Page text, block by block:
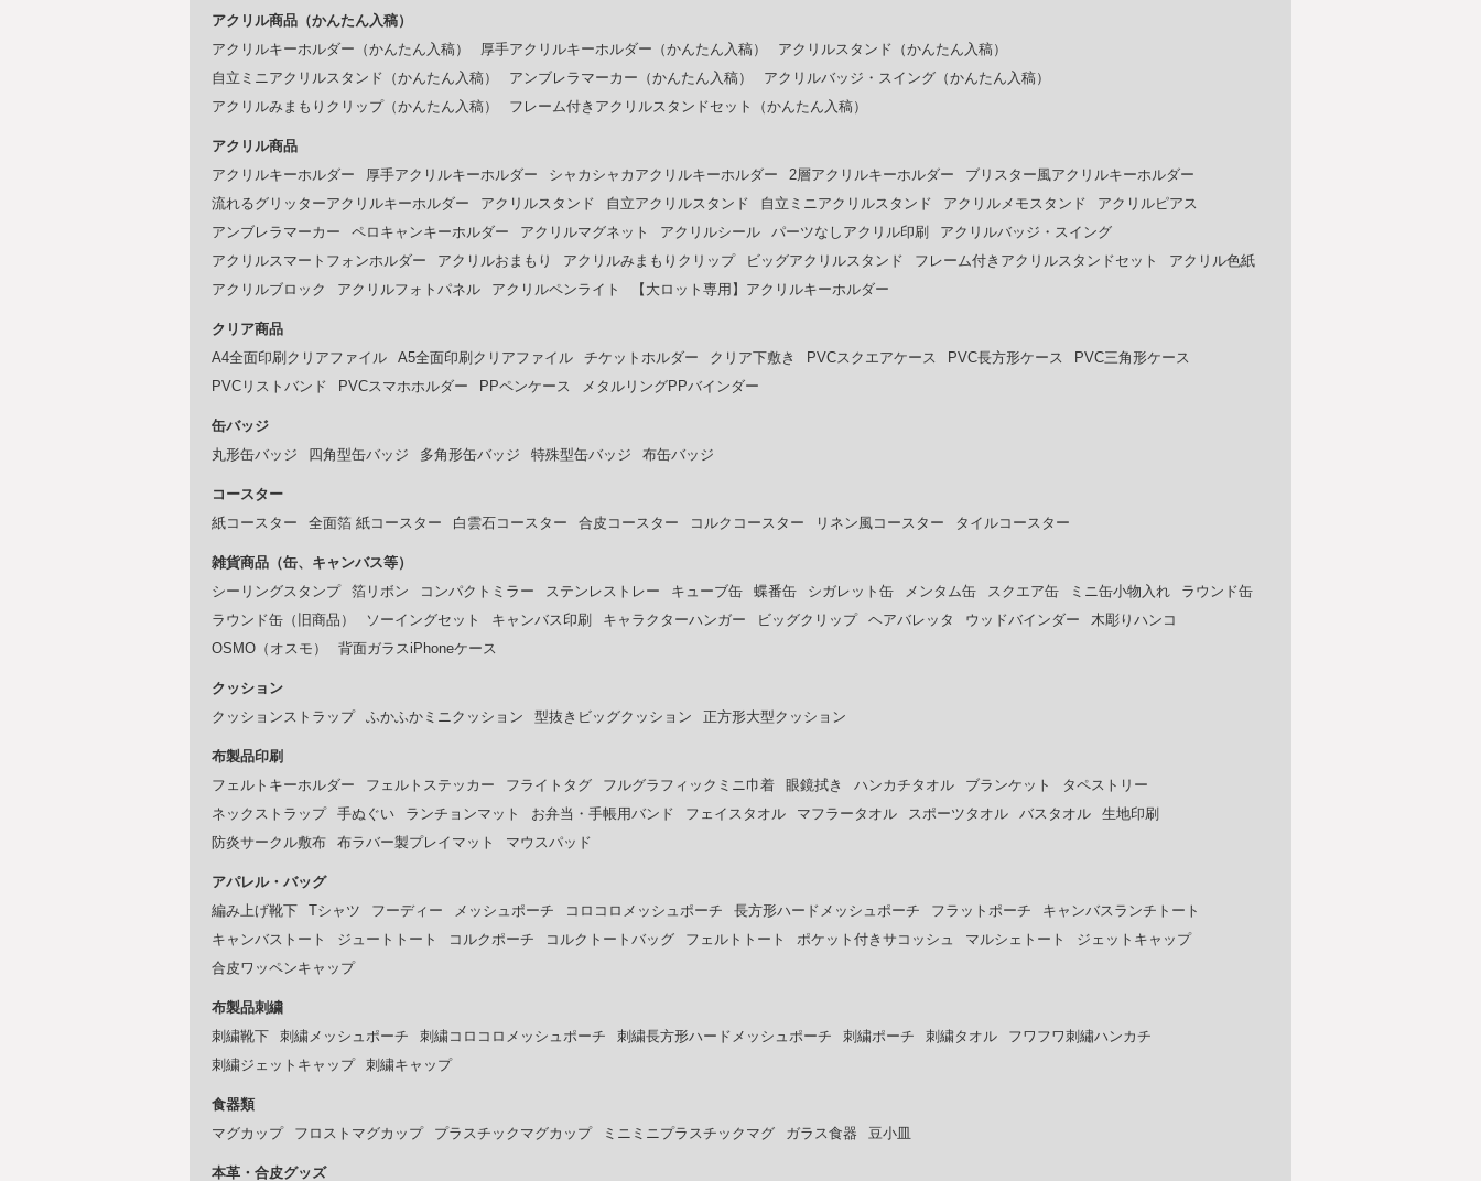
アクリル商品（かんたん入稿）
アクリルキーホルダー（かんたん入稿）
厚手アクリルキーホルダー（かんたん入稿）
アクリルスタンド（かんたん入稿）
自立ミニアクリルスタンド（かんたん入稿）
アンブレラマーカー（かんたん入稿）
アクリルバッジ・スイング（かんたん入稿）
アクリルみまもりクリップ（かんたん入稿）
フレーム付きアクリルスタンドセット（かんたん入稿）
アクリル商品
アクリルキーホルダー
厚手アクリルキーホルダー シャカシャカアクリルキーホルダー 2層アクリルキーホルダー
ブリスター風アクリルキーホルダー
流れるグリッターアクリルキーホルダー
アクリルスタンド 自立アクリルスタンド 自立ミニアクリルスタンド アクリルメモスタンド
アクリルピアス
アンブレラマーカー
ペロキャンキーホルダー アクリルマグネット アクリルシール パーツなしアクリル印刷
アクリルバッジ・スイング
アクリルスマートフォンホルダー
アクリルおまもり アクリルみまもりクリップ ビッグアクリルスタンド フレーム付きアクリルスタンドセット
アクリル色紙
アクリルブロック
アクリルフォトパネル アクリルペンライト 【大ロット専用】アクリルキーホルダー
クリア商品
A4全面印刷クリアファイル
A5全面印刷クリアファイル チケットホルダー クリア下敷き PVCスクエアケース PVC長方形ケース
PVC三角形ケース
PVCリストバンド
PVCスマホホルダー PPペンケース メタルリングPPバインダー
缶バッジ
丸形缶バッジ
四角型缶バッジ 多角形缶バッジ 特殊型缶バッジ 布缶バッジ
コースター
紙コースター
全面箔 紙コースター 白雲石コースター 合皮コースター コルクコースター リネン風コースター タイルコースター
雑貨商品（缶、キャンバス等）
シーリングスタンプ
箔リボン コンパクトミラー ステンレストレー キューブ缶 蝶番缶 シガレット缶 メンタム缶 スクエア缶 ミニ缶小物入れ
ラウンド缶
ラウンド缶（旧商品）
ソーイングセット キャンバス印刷 キャラクターハンガー ビッグクリップ ヘアバレッタ ウッドバインダー
木彫りハンコ
OSMO（オスモ）
背面ガラスiPhoneケース
クッション
クッションストラップ
ふかふかミニクッション 型抜きビッグクッション 正方形大型クッション
布製品印刷
フェルトキーホルダー
フェルトステッカー フライトタグ フルグラフィックミニ巾着 眼鏡拭き ハンカチタオル ブランケット
タペストリー
ネックストラップ
手ぬぐい ランチョンマット お弁当・手帳用バンド フェイスタオル マフラータオル スポーツタオル バスタオル
生地印刷
防炎サークル敷布
布ラバー製プレイマット マウスパッド
アパレル・バッグ
編み上げ靴下
Tシャツ フーディー メッシュポーチ コロコロメッシュポーチ 長方形ハードメッシュポーチ フラットポーチ
キャンバスランチトート
キャンバストート
ジュートトート コルクポーチ コルクトートバッグ フェルトトート ポケット付きサコッシュ マルシェトート
ジェットキャップ
合皮ワッペンキャップ
布製品刺繍
刺繍靴下
刺繍メッシュポーチ 刺繍コロコロメッシュポーチ 刺繍長方形ハードメッシュポーチ 刺繍ポーチ 刺繍タオル
フワフワ刺繡ハンカチ
刺繍ジェットキャップ
刺繍キャップ
食器類
マグカップ
フロストマグカップ プラスチックマグカップ ミニミニプラスチックマグ ガラス食器 豆小皿
本革・合皮グッズ